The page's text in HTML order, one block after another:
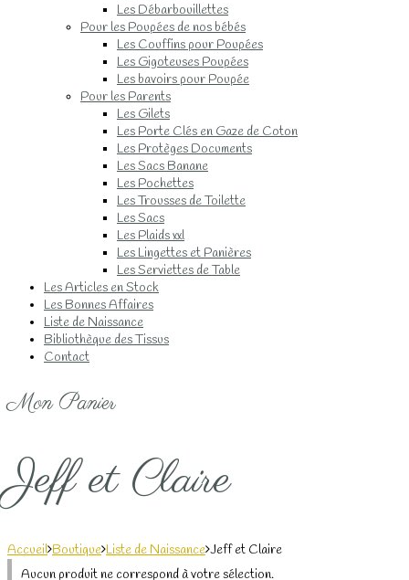
Les Débarbouillettes
Pour les Poupées de nos bébés
Les Couffins pour Poupées
Les Gigoteuses Poupées
Les bavoirs pour Poupée
Pour les Parents
Les Gilets
Les Porte Clés en Gaze de Coton
Les Protèges Documents
Les Sacs Banane
Les Pochettes
Les Trousses de Toilette
Les Sacs
Les Plaids xxl
Les Lingettes et Panières
Les Serviettes de Table
Les Articles en Stock
Les Bonnes Affaires
Liste de Naissance
Bibliothèque des Tissus
Contact
Mon Panier
Jeff et Claire
Accueil Boutique Liste de Naissance Jeff et Claire
Aucun produit ne correspond à votre sélection.